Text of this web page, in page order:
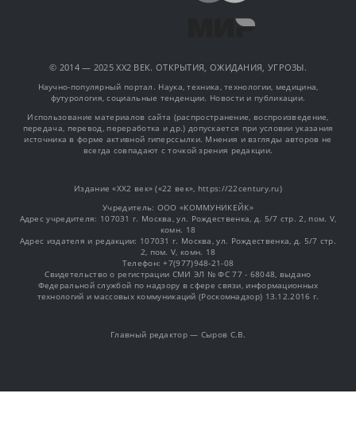
© 2014 — 2025 XX2 ВЕК. ОТКРЫТИЯ, ОЖИДАНИЯ, УГРОЗЫ.
Научно-популярный портал. Наука, техника, технологии, медицина,
футурология, социальные тенденции. Новости и публикации.
Использование материалов сайта (распространение, воспроизведение,
передача, перевод, переработка и др.) допускается при условии указания
источника в форме активной гиперссылки. Мнения и взгляды авторов не
всегда совпадают с точкой зрения редакции.
Издание «XX2 век» («22 век», https://22century.ru)
Учредитель: OOO «КОММУНИКЕЙК»
Адрес учредителя: 107031 г. Москва, ул. Рождественка, д. 5/7 стр. 2, пом. V,
комн. 18
Адрес издателя и редакции: 107031 г. Москва, ул. Рождественка, д. 5/7 стр.
2, пом. V, комн. 18
Телефон: +7(977)948-21-08
Свидетельство о регистрации СМИ ЭЛ № ФС 77 - 68048, выдано
Федеральной службой по надзору в сфере связи, информационных
технологий и массовых коммуникаций (Роскомнадзор) 13.12.2016 г.
Главный редактор — Сыров С.В.